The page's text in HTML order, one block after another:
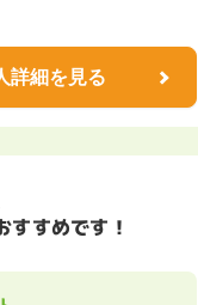
詳細を見る
すすめです！